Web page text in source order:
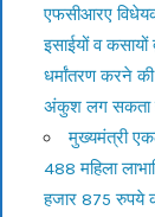
एफसीआरए
इसाईयों व कसायों
धर्मांतरण करने
अंकुश लग सकता
मुख्यमंत्री
488 महिला
हजार 875 रुपये